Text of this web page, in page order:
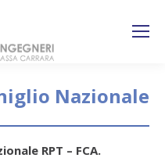
Nazionale
RPT – FCA.